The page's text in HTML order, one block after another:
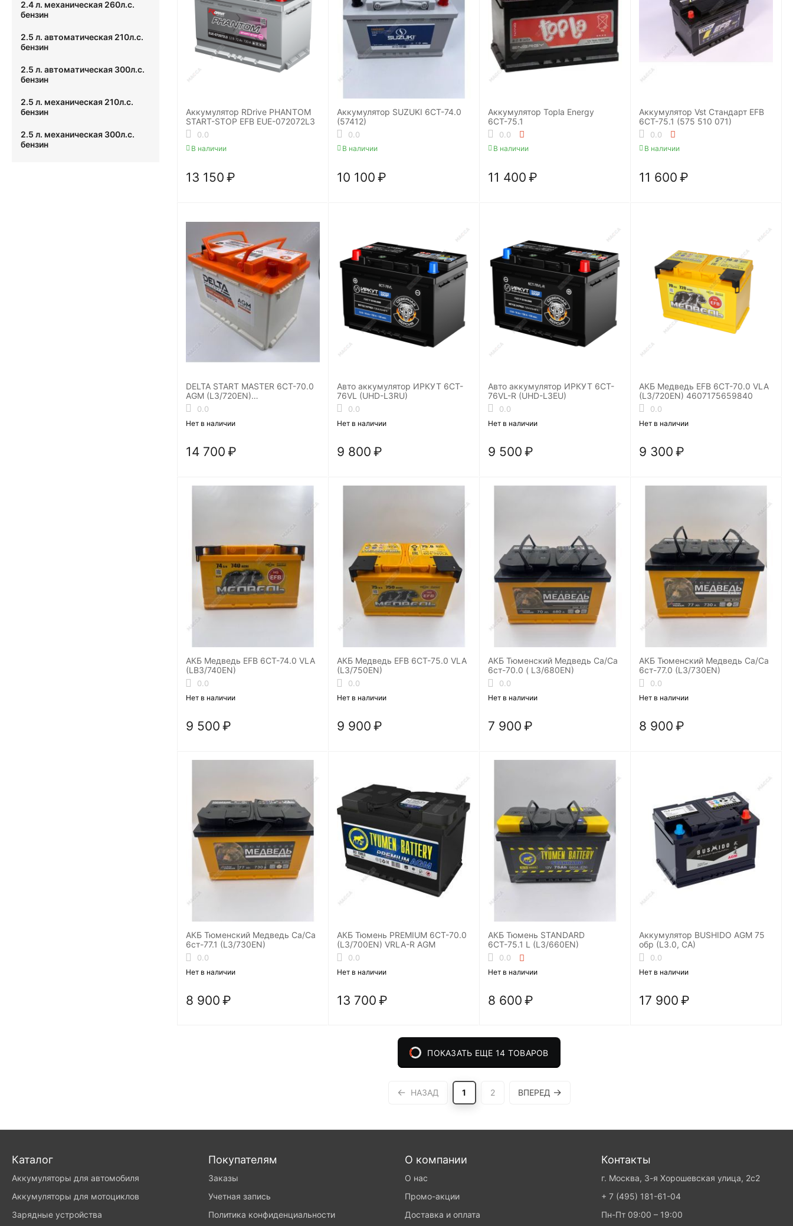
Аккумулятор RDrive PHANTOM
START-STOP EFB EUE-072072L3
0.0
В наличии
13 150 ₽
Аккумулятор SUZUKI 6СТ-74.0
(57412)
0.0
В наличии
10 100 ₽
Аккумулятор Topla Energy
6СТ-75.1
0.0
В наличии
11 400 ₽
Аккумулятор Vst Стандарт EFB
6СТ-75.1 (575 510 071)
0.0
В наличии
11 600 ₽
DELTA START MASTER 6CT-70.0
AGM (L3/720EN)
Аккумуляторная батарея
0.0
Нет в наличии
14 700 ₽
Авто аккумулятор ИРКУТ 6CT-
76VL (UHD-L3RU)
0.0
Нет в наличии
9 800 ₽
Авто аккумулятор ИРКУТ 6CT-
76VL-R (UHD-L3EU)
0.0
Нет в наличии
9 500 ₽
АКБ Медведь EFB 6СТ-70.0 VLA
(L3/720EN) 4607175659840
0.0
Нет в наличии
9 300 ₽
АКБ Медведь EFB 6СТ-74.0 VLA
(LB3/740EN)
0.0
Нет в наличии
9 500 ₽
АКБ Медведь EFB 6СТ-75.0 VLA
(L3/750EN)
0.0
Нет в наличии
9 900 ₽
АКБ Тюменский Медведь Ca/Ca
6ст-70.0 ( L3/680EN)
0.0
Нет в наличии
7 900 ₽
АКБ Тюменский Медведь Ca/Ca
6ст-77.0 (L3/730EN)
0.0
Нет в наличии
8 900 ₽
АКБ Тюменский Медведь Ca/Ca
6ст-77.1 (L3/730EN)
0.0
Нет в наличии
8 900 ₽
АКБ Тюмень PREMIUM 6СТ-70.0
(L3/700EN) VRLA-R AGM
0.0
Нет в наличии
13 700 ₽
АКБ Тюмень STANDARD
6СТ-75.1 L (L3/660EN)
0.0
Нет в наличии
8 600 ₽
Аккумулятор BUSHIDO AGM 75
обр (L3.0, CA)
0.0
Нет в наличии
17 900 ₽
ПОКАЗАТЬ ЕЩЕ 14 ТОВАРОВ
НАЗАД 1 2 ВПЕРЕД
2.4 л. механическая 260л.с.
бензин
2.5 л. автоматическая 210л.с.
бензин
2.5 л. автоматическая 300л.с.
бензин
2.5 л. механическая 210л.с.
бензин
2.5 л. механическая 300л.с.
бензин
Каталог
Аккумуляторы для автомобиля
Аккумуляторы для мотоциклов
Зарядные устройства
Покупателям
Заказы
Учетная запись
Политика конфиденциальности
О компании
О нас
Промо-акции
Доставка и оплата
Контакты
г. Москва, 3-я Хорошевская улица, 2с2
+ 7 (495) 181-61-04
Пн-Пт 09:00 – 19:00